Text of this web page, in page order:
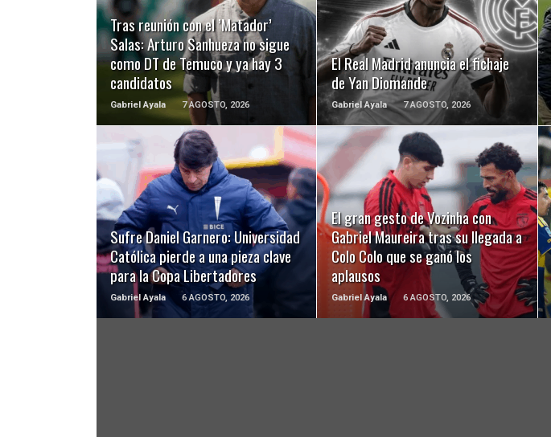
Tras reunión con el ’Matador’
Salas: Arturo Sanhueza no sigue
como DT de Temuco y ya hay 3
candidatos
Gabriel Ayala 7 AGOSTO, 2026
LEER MÁS
El Real Madrid anuncia el fichaje
de Yan Diomande
Gabriel Ayala 7 AGOSTO, 2026
LEER MÁS
Sufre Daniel Garnero: Universidad
Católica pierde a una pieza clave
para la Copa Libertadores
Gabriel Ayala 6 AGOSTO, 2026
LEER MÁS
El gran gesto de Vozinha con
Gabriel Maureira tras su llegada a
Colo Colo que se ganó los
aplausos
Gabriel Ayala 6 AGOSTO, 2026
LEER MÁS